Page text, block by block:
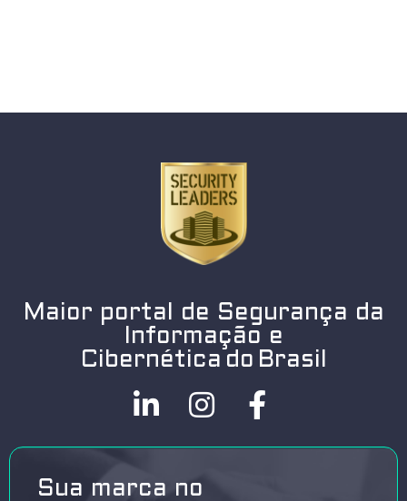
Maior portal de Segurança da
Informação e
Cibernética do Brasil
Sua marca no